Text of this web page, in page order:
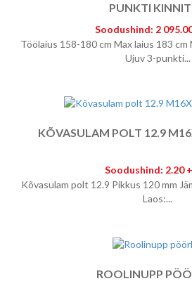
PUNKTI
Soodushind: 2
Töölaius 158-180 cm Max laius 183
Ujuv 3-punkti...
KÕVASULAM POLT 12.9
Soodushind: 2.20
Kõvasulam polt 12.9 Pikkus 120 mm
Laos:...
ROOLINUPP